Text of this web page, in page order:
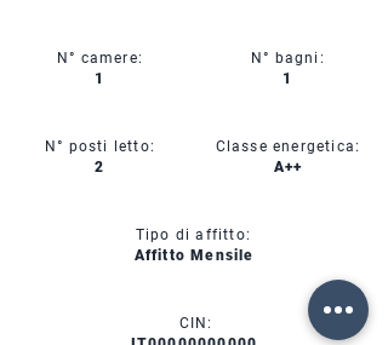
N° camere:
1
N° posti letto:
2
N° bagni:
1
Classe energetica:
A++
Tipo di affitto:
Affitto Mensile
CIN: